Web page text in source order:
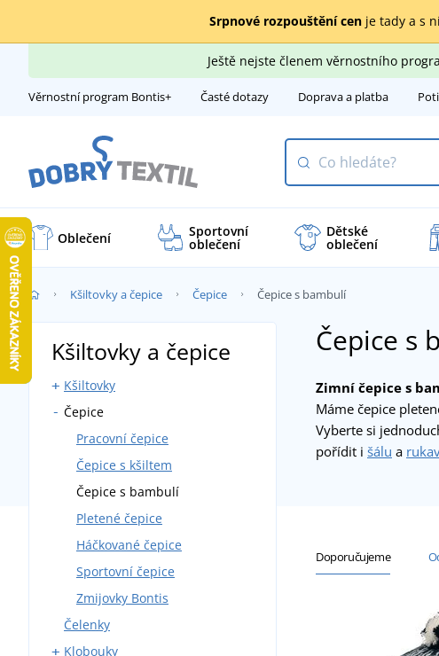
Srpnové rozpouštění cenje tady a s
Ještě nejste členem věrnostního
Věrnostní program Bontis+ Časté dotazy Doprava a platba
Oblečení Sportovní
oblečení
Dětské
oblečení
Kšiltovky a čepice Čepice Čepice s bambulí
Čepice s
Zimní čepice s
Máme čepice
Vyberte si
pořídit i šálu a
Kšiltovky a čepice
Kšiltovky
S rovným kšiltem
Sportovní
Bez zapínání
Reklamní
Čepice
Pracovní čepice
Čepice s kšiltem
Čepice s bambulí
Pletené čepice
Háčkované čepice
Sportovní čepice
Zmijovky Bontis
Čelenky
Klobouky
Doporučujeme